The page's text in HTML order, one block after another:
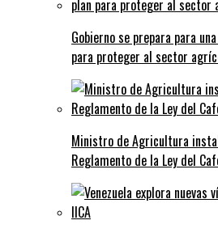
Gobierno se prepara para
para proteger al sector
Ministro de Agricultura
Reglamento de la Ley del